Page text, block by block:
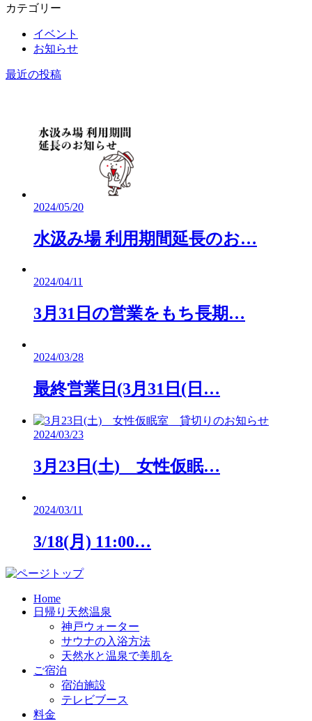
カテゴリー
イベント
お知らせ
最近の投稿
2024/05/20
水汲み場 利用期間延長のお…
2024/04/11
3月31日の営業をもち長期…
2024/03/28
最終営業日(3月31日(日…
2024/03/23
3月23日(土) 女性仮眠…
2024/03/11
3/18(月) 11:00…
Home
日帰り天然温泉
神戸ウォーター
サウナの入浴方法
天然水と温泉で美肌を
ご宿泊
宿泊施設
テレビブース
料金